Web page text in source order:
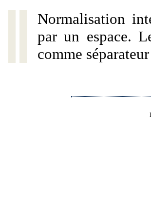
Normalisation
par un espace.
comme